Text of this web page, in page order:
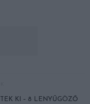
KI – 8 LENYŰGÖZŐ